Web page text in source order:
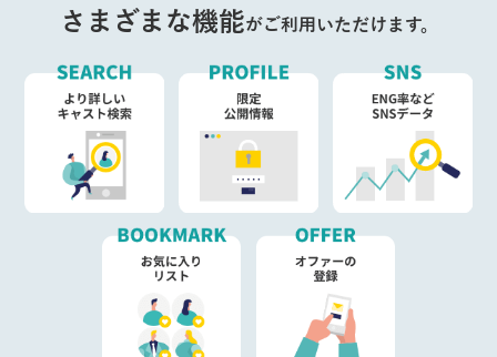
さまざまな機能がご利用いただけます。